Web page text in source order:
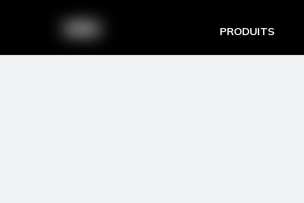
PRODUITS